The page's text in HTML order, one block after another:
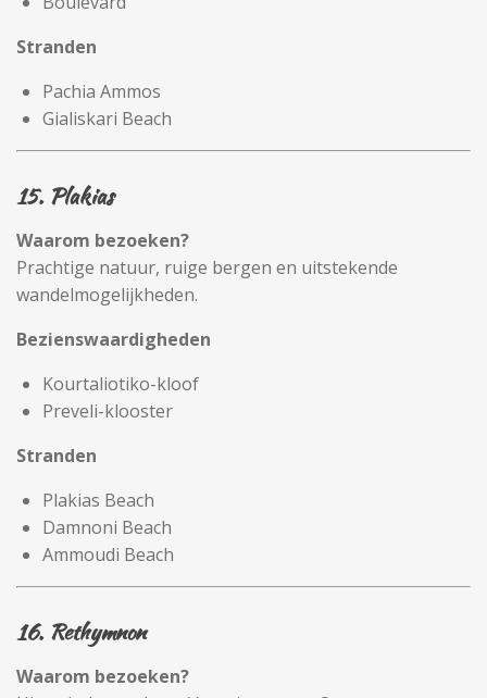
Stranden
Pachia Ammos
Gialiskari Beach
15. Plakias
Waarom bezoeken?
Prachtige natuur, ruige bergen en uitstekende
wandelmogelijkheden.
Bezienswaardigheden
Kourtaliotiko-kloof
Preveli-klooster
Stranden
Plakias Beach
Damnoni Beach
Ammoudi Beach
16. Rethymnon
Waarom bezoeken?